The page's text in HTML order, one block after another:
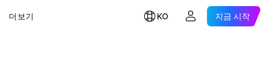
더보기 KO 지금 시작